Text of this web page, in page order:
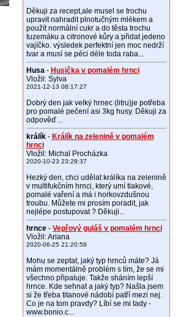
Děkuji za recept,ale musel se trochu
upravit nahradit plnotučným mlékem a
použít normální cukr a do těsta trochu
tuzemáku a citronové kůry a přidat jedeno
vajíčko. výsledek perfektní jen moc nedrží
tvar a musí se péci déle toda raba...
Husa- Husička v pomalém hrnci
Vložil: Sylva
2021-12-13 08:17:27
Dobrý den jak velký hrnec (litru)je potřeba
pro pomalé pečení asi 3kg husy. Děkuji za
odpověď ...
králík- Králík na zelenině v pomalém
hrnci
Vložil: Michal Procházka
2020-10-23 23:29:37
Hezký den, chci udělat králíka na zelenině
v multifukčním hrnci, který umí tlakové,
pomalé vaření a má i horkovzdušnou
troubu. Můžete mi prosím poradit, jak
nejlépe postupovat ? Děkuji...
hrnce- Vepřový guláš v pomalém hrnci
Vložil: Ariana
2020-06-25 21:20:59
Mohu se zeptat, jaký typ hrnců máte? Já
mám momentálně problém s tím, že se mi
všechno připaluje. Takže sháním lepší
hrnce. Kde sehnat a jaký typ? Našla jsem
si že třeba titanové nádobí patří mezi nej.
Co je na tom pravdy? Líbí se mi tady -
www.bonio.c...